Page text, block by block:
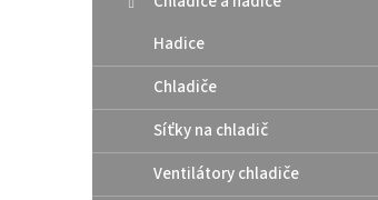
Hadice
Chladiče
Síťky na chladič
Ventilátory chladiče